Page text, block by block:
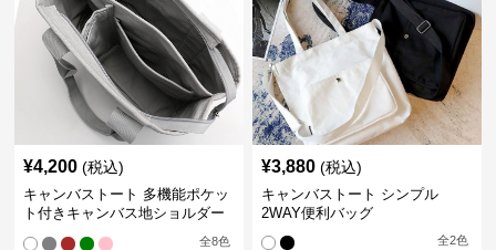
¥4,200 (税込)
キャンバストート 多機能ポケッ
ト付きキャンバス地ショルダー
全8色
¥3,880 (税込)
キャンバストート シンプル
2WAY便利バッグ
全2色